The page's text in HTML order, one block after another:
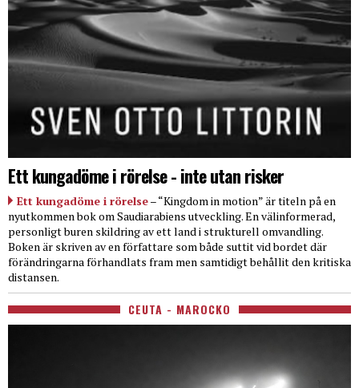
Ett kungadöme i rörelse - inte utan risker
Ett kungadöme i rörelse– “Kingdom in motion” är titeln på en
nyutkommen bok om Saudiarabiens utveckling. En välinformerad,
personligt buren skildring av ett land i strukturell omvandling.
Boken är skriven av en författare som både suttit vid bordet där
förändringarna förhandlats fram men samtidigt behållit den kritiska
distansen.
CEUTA - MAROCKO